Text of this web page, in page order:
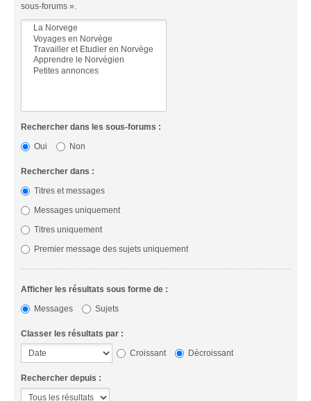
sous-forums ».
Rechercher dans les sous-forums :
Oui
Non
Rechercher dans :
Titres et messages
Messages uniquement
Titres uniquement
Premier message des sujets uniquement
Afficher les résultats sous forme de :
Messages
Sujets
Classer les résultats par :
Croissant
Décroissant
Rechercher depuis :